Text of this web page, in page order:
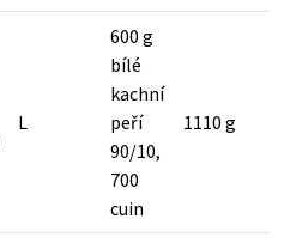
L
600 g
bílé
kachní
peří
90/10,
700
cuin
1110 g